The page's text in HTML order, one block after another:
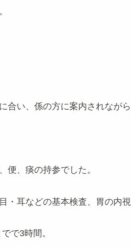
合い、係の方に案内されなが
便、痰の持参でした。
・耳などの基本検査、胃の内
で3時間。